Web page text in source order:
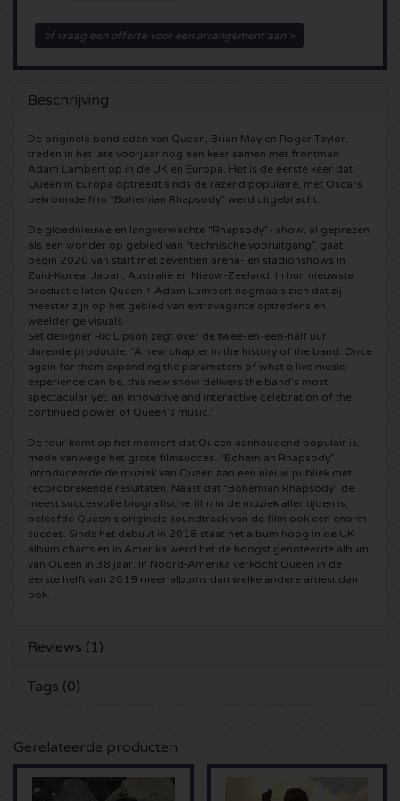
5 Seconds of Summer kaartjes
Simple Minds kaartjes
UB 40 kaarten
De Amsterdamse Zomer kaarten
Normaal kaartjes
Louis Tomlinson kaartjes
Tom Jones kaartjes
Ed Sheeran kaartjes
Oscar and the Wolf tickets
Red Hot Chili Peppers kaartjes
Bryan Adams kaartjes
Coldplay kaartjes
Avril Lavigne kaartjes
Genesis kaartjes
Pinkpop kaartjes
Valhalla kaartjes
Kralingse Bos Festival
WOO HAH kaartjes
Free Your Mind Festival kaartjes
Strafwerk kaartjes
Breda Live kaartjes
7th Sunday Festival kaartjes
Harmony of Hardcore kaartjes
Into the Woods kaartjes
Chin Chin kaartjes
Lekker en Live kaartjes
Crazyland kaartjes
Swedish House Mafia kaartjes
909 kaartjes
Verknipt kaartjes
DLDK kaarten
Above Beyond kaarten
Qapital kaartjes
Hardwell kaartjes
X-Qlusive Holland kaartjes
X-Qlusive kaartjes
Audio Obscura kaartjes
A Nightmare in Rotterdam kaartjes
of vraag een offerte voor een arrangement aan >
Beschrijving
De originele bandleden van Queen, Brian May en Roger Taylor,
treden in het late voorjaar nog een keer samen met frontman
Adam Lambert op in de UK en Europa. Het is de eerste keer dat
Queen in Europa optreedt sinds de razend populaire, met Oscars
bekroonde film “Bohemian Rhapsody” werd uitgebracht.
De gloednieuwe en langverwachte “Rhapsody”- show, al geprezen
als een wonder op gebied van “technische vooruitgang”, gaat
begin 2020 van start met zeventien arena- en stadionshows in
Zuid-Korea, Japan, Australië en Nieuw-Zeeland. In hun nieuwste
productie laten Queen + Adam Lambert nogmaals zien dat zij
meester zijn op het gebied van extravagante optredens en
weelderige visuals.
Set designer Ric Lipson zegt over de twee-en-een-half uur
durende productie: “A new chapter in the history of the band. Once
again for them expanding the parameters of what a live music
experience can be, this new show delivers the band’s most
spectacular yet, an innovative and interactive celebration of the
continued power of Queen’s music.”
De tour komt op het moment dat Queen aanhoudend populair is,
mede vanwege het grote filmsucces. “Bohemian Rhapsody”
introduceerde de muziek van Queen aan een nieuw publiek met
recordbrekende resultaten. Naast dat “Bohemian Rhapsody” de
meest succesvolle biografische film in de muziek aller tijden is,
beleefde Queen’s originele soundtrack van de film ook een enorm
succes. Sinds het debuut in 2018 staat het album hoog in de UK
album charts en in Amerika werd het de hoogst genoteerde album
van Queen in 38 jaar. In Noord-Amerika verkocht Queen in de
eerste helft van 2019 meer albums dan welke andere artiest dan
ook.
Reviews (1)
Tags (0)
Gerelateerde producten